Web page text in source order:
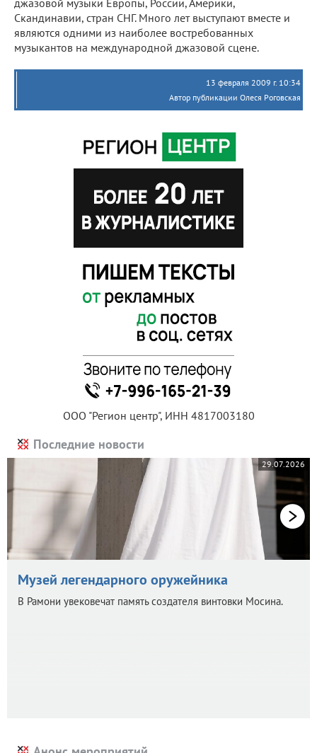
Скандинавии, стран СНГ. Много лет выступают вместе и
являются одними из наиболее востребованных
музыкантов на международной джазовой сцене.
13 февраля 2009 г. 10:34
Автор публикации Олеся Роговская
ООО "Регион центр", ИНН 4817003180
Последние новости
29.07.2026
Музей легендарного оружейника
В Рамони увековечат память создателя винтовки Мосина.